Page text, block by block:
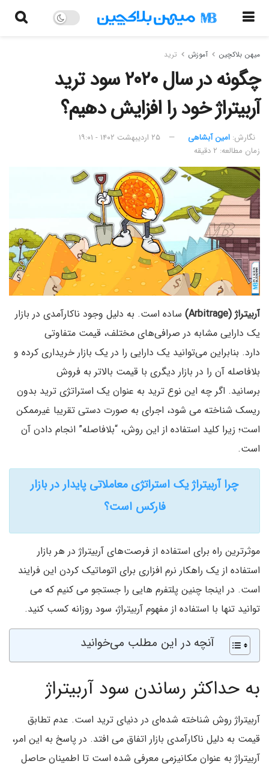
میهن بلاکچین آموزش ترید
چگونه در سال ۲۰۲۰ سود ترید
آربیتراژ خود را افزایش دهیم؟
نگارش:‌ امین آبشاهی
۲۵ اردیبهشت ۱۴۰۲ - ۱۹:۰۱
زمان مطالعه: ۲ دقیقه
آربیتراژ (Arbitrage)
ساده است. به دلیل وجود ناکارآمدی در بازار
یک دارایی مشابه در صرافی‌های مختلف، قیمت متفاوتی
دارد. بنابراین می‌توانید یک دارایی را در یک بازار خریداری کرده و
بلا‌فاصله آن را در بازار دیگری با قیمت بالاتر به فروش
برسانید. اگر چه این نوع ترید به عنوان یک استراتژی ترید بدون
ریسک شناخته می شود، اجرای به صورت دستی تقریبا غیرممکن
است؛ زیرا کلید استفاده از این روش، “بلا‌فاصله” انجام دادن آن
است.
چرا آربیتراژ یک استراتژی معاملاتی پایدار در بازار
فارکس است؟
موثرترین راه برای استفاده از فرصت‌های آربیتراژ در هر بازار
استفاده از یک راهکار نرم افزاری برای اتوماتیک کردن این فرایند
است. در اینجا چنین پلتفرم هایی را جستجو می کنیم که می
توانید تنها با استفاده از مفهوم آربیتراژ، سود روزانه کسب کنید.
آنچه در این مطلب می‌خوانید
به حداکثر رساندن سود آربیتراژ
آربیتراژ روش شناخته شده‌ای در دنیای ترید است. عدم تطابق
قیمت به دلیل ناکارآمدی بازار اتفاق می افتد. در پاسخ به این امر،
آربیتراژ به عنوان مکانیزمی معرفی شده است تا اطمینان حاصل